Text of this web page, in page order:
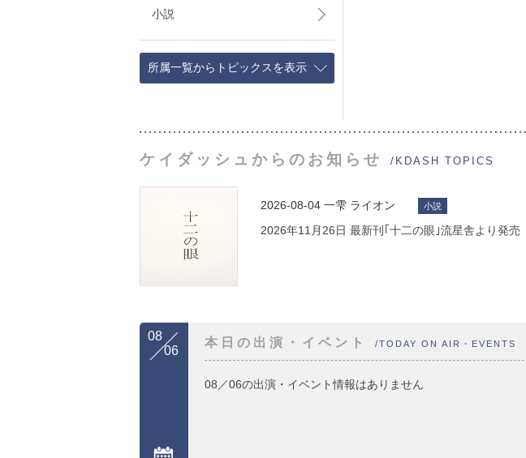
小説
所属一覧からトピックスを表示
ケイダッシュからのお知らせ /KDASH TOPICS
2026-08-04 一雫 ライオン 小説
2026年11月26日 最新刊｢十二の眼｣流星舎より発売
08
06
本日の出演・イベント /TODAY ON AIR・EVENTS
08／06の出演・イベント情報はありません